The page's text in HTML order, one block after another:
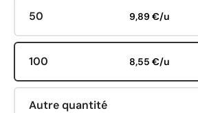
50 9,89 €/u
100 8,55 €/u
Autre quantité